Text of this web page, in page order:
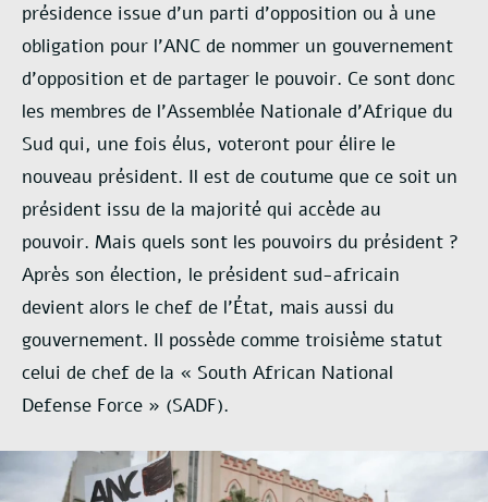
présidence issue d’un parti d’opposition ou à une
obligation pour l’ANC de nommer un gouvernement
d’opposition et de partager le pouvoir. Ce sont donc
les membres de l’Assemblée Nationale d’Afrique du
Sud qui, une fois élus, voteront pour élire le
nouveau président. Il est de coutume que ce soit un
président issu de la majorité qui accède au
pouvoir. Mais quels sont les pouvoirs du président ?
Après son élection, le président sud-africain
devient alors le chef de l’État, mais aussi du
gouvernement. Il possède comme troisième statut
celui de chef de la « South African National
Defense Force » (SADF).